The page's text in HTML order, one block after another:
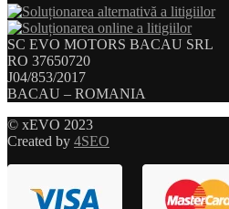
SC EVO MOTORS BACAU SRL
RO 37650720
J04/853/2017
BACAU – ROMANIA
© xEVO 2023
Created by 4SEO